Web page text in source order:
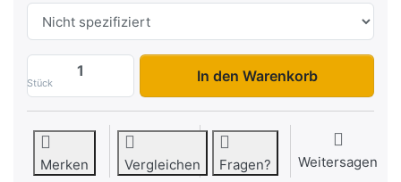
Stück
Praktik 202D Profi zu 649,00 €, Menge 1.
In den Warenkorb
Merken Vergleichen Fragen? Weitersagen